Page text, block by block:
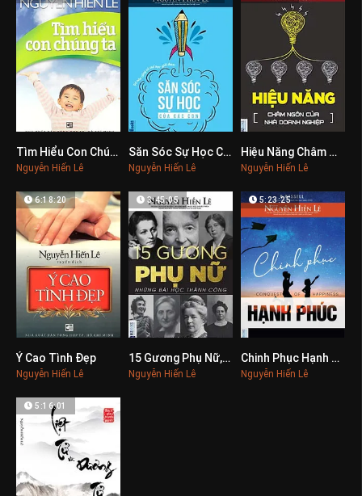
0Tìm Hiểu Con Chúng Ta
Nguyễn Hiến Lê
0Săn Sóc Sự Học Của Các Con
Nguyễn Hiến Lê
0
Hiệu Năng Châm Ngôn Của Nhà Doanh Nghiệp
Nguyễn Hiến Lê
6:18:20
Ý Cao Tình Đẹp
Nguyễn Hiến Lê
0
3:45:05
15 Gương Phụ Nữ, Những Bài Học Thành Công
Nguyễn Hiến Lê
0
5:23:25
Chinh Phục Hạnh Phúc
Nguyễn Hiến Lê
5:16:01